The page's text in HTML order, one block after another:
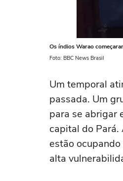
Os índios Warao
Foto: BBC News Brasil
Um temporal
passada. Um
para se abrigar
capital do
estão
alta